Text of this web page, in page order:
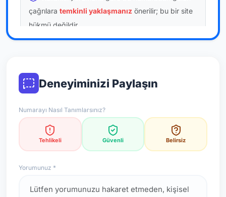
çağrılara temkinli yaklaşmanız önerilir; bu bir site
hükmü değildir.
Bu bilgiler onaylı kullanıcı bildirimlerine dayanır;
*Not: Değerlendirmeler onaylı kullanıcı yorumlarına göre
Deneyiminizi Paylaşın
Numarayı Nasıl Tanımlarsınız?
Tehlikeli Güvenli Belirsiz
Yorumunuz *